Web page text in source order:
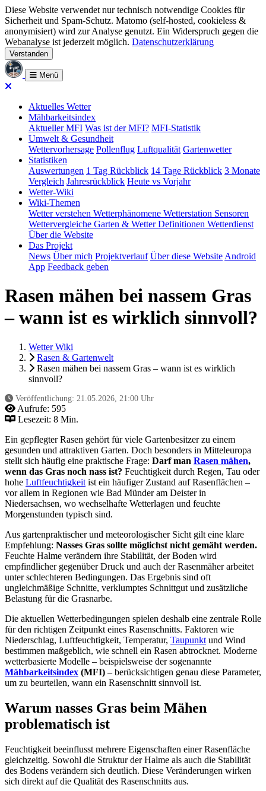
Diese Website verwendet nur technisch notwendige Cookies für
Sicherheit und Spam-Schutz. Matomo (self-hosted, cookieless &
anonymisiert) wird zur Analyse genutzt. Ein Widerspruch gegen die
Webanalyse ist jederzeit möglich. Datenschutzerklärung
Verstanden
Menü
Aktuelles Wetter
Mähbarkeitsindex
Aktueller MFI Was ist der MFI? MFI-Statistik
Umwelt & Gesundheit
Wettervorhersage Pollenflug Luftqualität Gartenwetter
Statistiken
Auswertungen 1 Tag Rückblick 14 Tage Rückblick 3 Monate
Vergleich Jahresrückblick Heute vs Vorjahr
Wetter-Wiki
Wiki-Themen
Wetter verstehen Wetterphänomene Wetterstation Sensoren
Wettervergleiche Garten & Wetter Definitionen Wetterdienst
Über die Website
Das Projekt
News Über mich Projektverlauf Über diese Website Android
App Feedback geben
Rasen mähen bei nassem Gras
– wann ist es wirklich sinnvoll?
Wetter Wiki
Rasen & Gartenwelt
Rasen mähen bei nassem Gras – wann ist es wirklich
sinnvoll?
Veröffentlichung: 21.05.2026, 21:00 Uhr
Aufrufe: 595
Lesezeit: 8 Min.
Ein gepflegter Rasen gehört für viele Gartenbesitzer zu einem
gesunden und attraktiven Garten. Doch besonders in Mitteleuropa
stellt sich häufig eine praktische Frage: Darf man Rasen mähen,
wenn das Gras noch nass ist? Feuchtigkeit durch Regen, Tau oder
hohe Luftfeuchtigkeit ist ein häufiger Zustand auf Rasenflächen –
vor allem in Regionen wie Bad Münder am Deister in
Niedersachsen, wo wechselhafte Wetterlagen und feuchte
Morgenstunden typisch sind.
Aus gartenpraktischer und meteorologischer Sicht gilt eine klare
Empfehlung: Nasses Gras sollte möglichst nicht gemäht werden.
Feuchte Halme verändern ihre Stabilität, der Boden wird
empfindlicher gegenüber Druck und auch der Rasenmäher arbeitet
unter schlechteren Bedingungen. Das Ergebnis sind oft
ungleichmäßige Schnitte, verklumptes Schnittgut und zusätzliche
Belastung für die Grasnarbe.
Die aktuellen Wetterbedingungen spielen deshalb eine zentrale Rolle
für den richtigen Zeitpunkt eines Rasenschnitts. Faktoren wie
Niederschlag, Luftfeuchtigkeit, Temperatur, Taupunkt und Wind
bestimmen maßgeblich, wie schnell ein Rasen abtrocknet. Moderne
wetterbasierte Modelle – beispielsweise der sogenannte
Mähbarkeitsindex (MFI) – berücksichtigen genau diese Parameter,
um zu beurteilen, wann ein Rasenschnitt sinnvoll ist.
Warum nasses Gras beim Mähen
problematisch ist
Feuchtigkeit beeinflusst mehrere Eigenschaften einer Rasenfläche
gleichzeitig. Sowohl die Struktur der Halme als auch die Stabilität
des Bodens verändern sich deutlich. Diese Veränderungen wirken
sich direkt auf die Qualität des Rasenschnitts aus.